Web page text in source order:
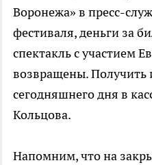
Воронежа» в пресс-
фестиваля, деньги за
спектакль с участием
возвращены. Получить
сегодняшнего дня в
Кольцова.
Напомним, что на